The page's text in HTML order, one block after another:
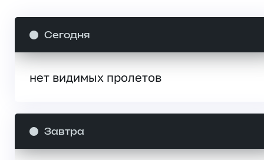
Сегодня
нет видимых пролетов
Завтра